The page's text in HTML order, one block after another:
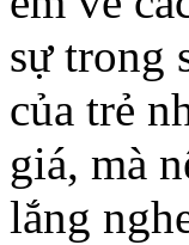
sự trong
của trẻ
giá, mà
lắng